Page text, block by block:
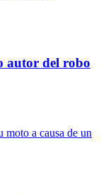
autor del robo